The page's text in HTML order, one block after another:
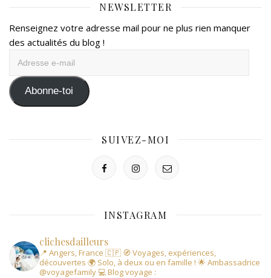
NEWSLETTER
Renseignez votre adresse mail pour ne plus rien manquer
des actualités du blog !
mail Abonne-toi
SUIVEZ-MOI
INSTAGRAM
clichesdailleurs
📍 Angers, France 🇨🇵 🧭 Voyages, expériences,
découvertes 🌍 Solo, à deux ou en famille ! 🌟 Ambassadrice
@voyagefamily 💻 Blog voyage :